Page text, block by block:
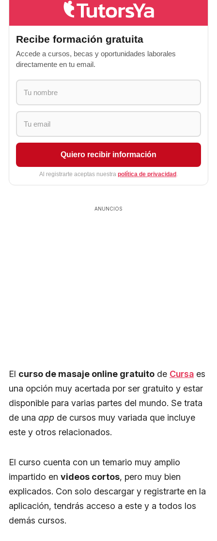
Recibe formación gratuita
Accede a cursos, becas y oportunidades laborales
directamente en tu email.
Quiero recibir información
Al registrarte aceptas nuestra política de privacidad .
ANUNCIOS
El curso de masaje online gratuito de Cursa es
una opción muy acertada por ser gratuito y estar
disponible para varias partes del mundo. Se trata
de una app de cursos muy variada que incluye
este y otros relacionados.
El curso cuenta con un temario muy amplio
impartido en videos cortos, pero muy bien
explicados. Con solo descargar y registrarte en la
aplicación, tendrás acceso a este y a todos los
demás cursos.